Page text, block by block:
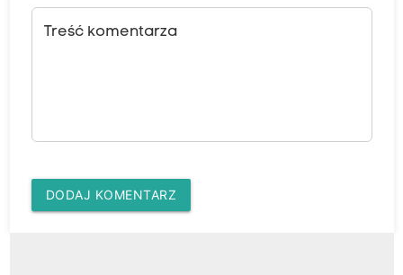
Treść komentarza
DODAJ KOMENTARZ